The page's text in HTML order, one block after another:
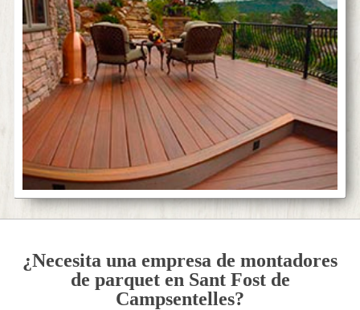
¿Necesita una empresa de montadores
de parquet en Sant Fost de
Campsentelles?